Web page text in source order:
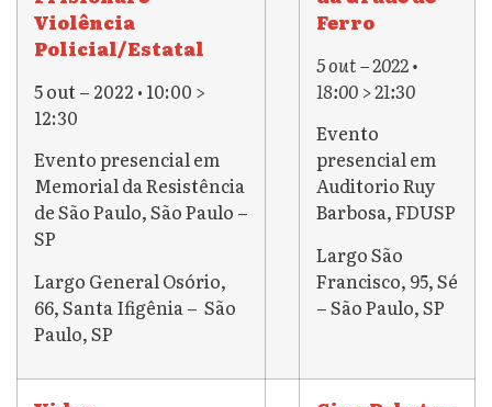
Violência
Policial/Estatal
5 out – 2022 • 10:00 >
12:30
Evento presencial em
Memorial da Resistência
de São Paulo, São Paulo –
SP
Largo General Osório,
66, Santa Ifigênia – São
Paulo, SP
Ferro
5 out – 2022 •
18:00 > 21:30
Evento
presencial em
Auditorio Ruy
Barbosa, FDUSP
Largo São
Francisco, 95, Sé
– São Paulo, SP